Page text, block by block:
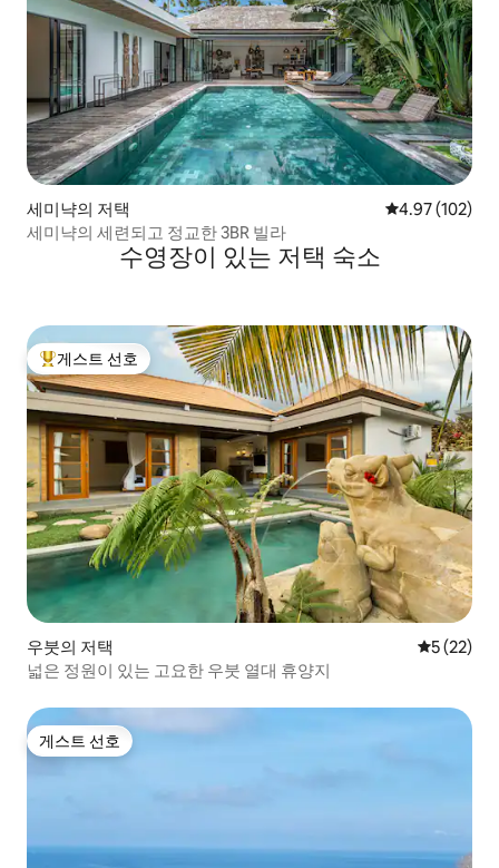
세미냑의 저택 평점 4.97점(5
4.97 (102)
세미냑의 세련되고 정교한 3BR 빌라
수영장이 있는 저택 숙소
상위 게스트 선호
게스트 선호
우붓의 저택 평점 5점
5 (22)
넓은 정원이 있는 고요한 우붓 열대 휴양지
게스트 선호
게스트 선호